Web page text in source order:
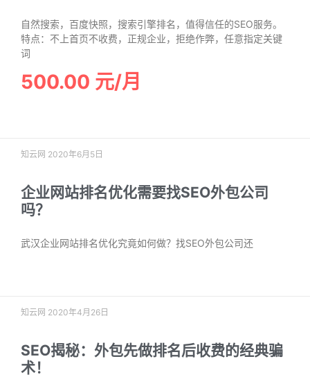
自然搜索，百度快照，搜索引擎排名，值得信任的SEO服务。
特点：不上首页不收费，正规企业，拒绝作弊，任意指定关键
词
500.00 元/月
知云网 2020年6月5日
企业网站排名优化需要找SEO外包公司
吗？
武汉企业网站排名优化究竟如何做？找SEO外包公司还
知云网 2020年4月26日
SEO揭秘：外包先做排名后收费的经典骗
术！